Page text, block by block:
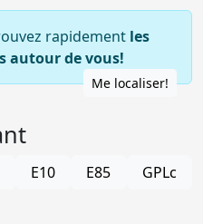
rapidement les
autour de vous!
Me localiser!
E10 E85 GPLc